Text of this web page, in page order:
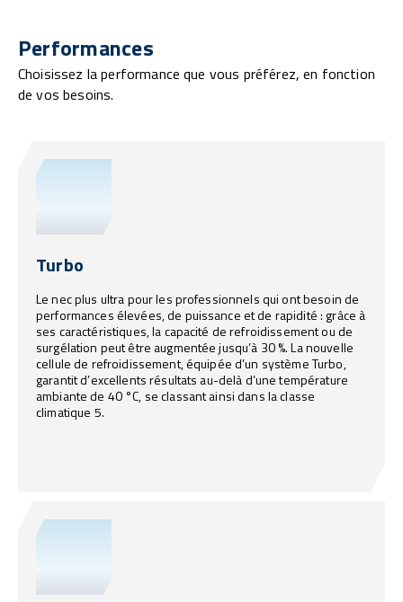
Performances
Choisissez la performance que vous préférez, en fonction
de vos besoins.
Turbo
Le nec plus ultra pour les professionnels qui ont besoin de
performances élevées, de puissance et de rapidité : grâce à
ses caractéristiques, la capacité de refroidissement ou de
surgélation peut être augmentée jusqu’à 30 %. La nouvelle
cellule de refroidissement, équipée d’un système Turbo,
garantit d’excellents résultats au-delà d’une température
ambiante de 40 °C, se classant ainsi dans la classe
climatique 5.